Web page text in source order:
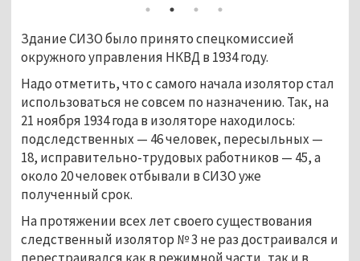
Здание СИЗО было принято спецкомиссией
окружного управления НКВД в 1934 году.
Надо отметить, что с самого начала изолятор стал
использоваться не совсем по назначению. Так, на
21 ноября 1934 года в изоляторе находилось:
подследственных — 46 человек, пересыльных —
18, исправительно-трудовых работников — 45, а
около 20 человек отбывали в СИЗО уже
полученный срок.
На протяжении всех лет своего существования
следственный изолятор № 3 не раз достраивался и